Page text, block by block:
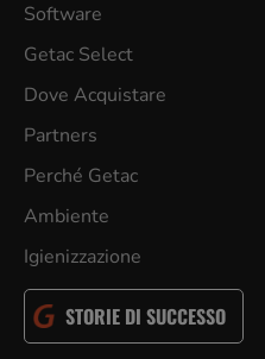
Software
Getac Select
Dove Acquistare
Partners
Perché Getac
Ambiente
Igienizzazione
STORIE DI SUCCESSO